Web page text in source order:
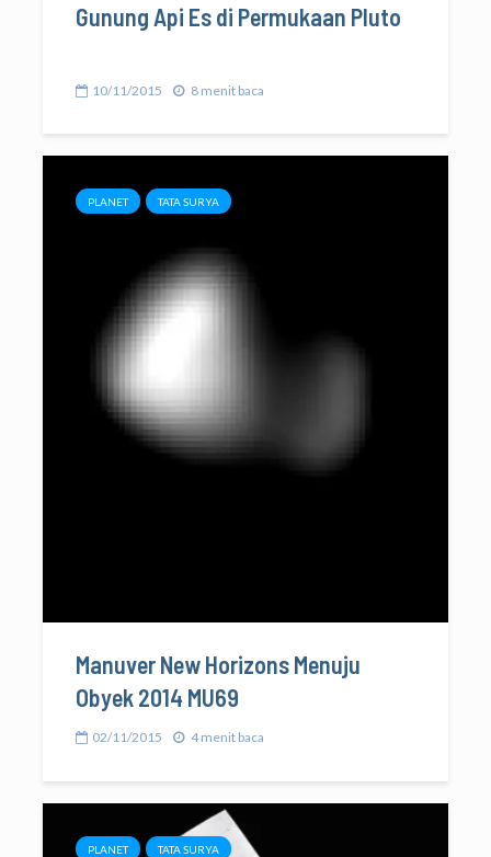
Gunung Api Es di Permukaan Pluto
10/11/2015 8 menit baca
PLANET TATA SURYA
Manuver New Horizons Menuju
Obyek 2014 MU69
02/11/2015 4 menit baca
PLANET TATA SURYA